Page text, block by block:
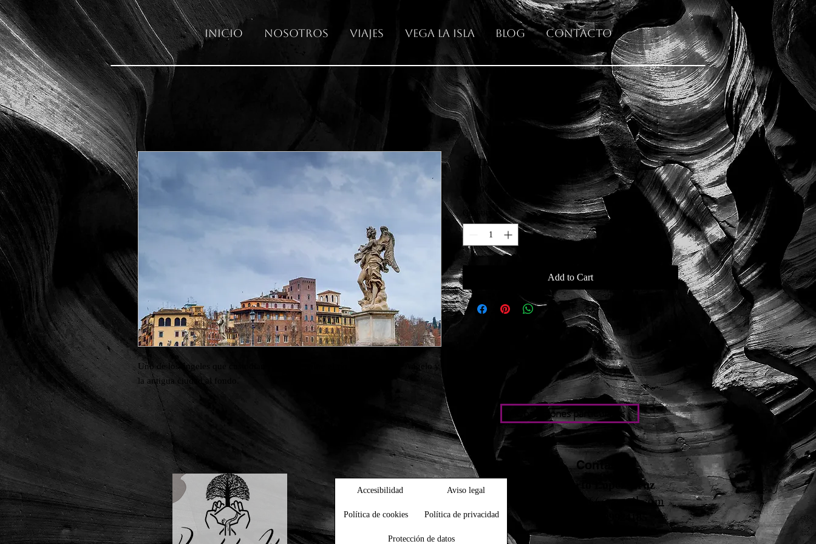
Inicio Nosotros Viajes Vega La Isla Blog Contacto
Uno de los ángeles que custodian el puente sobre el río Tíber de sant ´Angelo y
la antigua ciudad al fondo.
Sant ´Angelo (Roma)
€65.00
Quantity *
Add to Cart
Condiciones particulares
Contacto
Accesibilidad Aviso legal
Política de cookies Política de privacidad
Protección de datos
Roberto López Cruz
robertolc66@gmail.com